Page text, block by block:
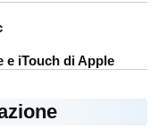
e iTouch di Apple